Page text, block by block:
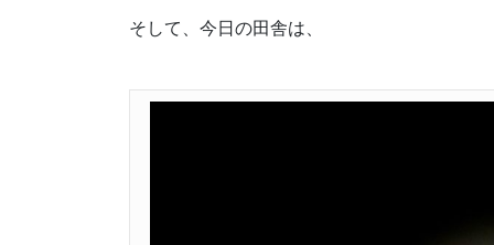
そして、今日の田舎は、